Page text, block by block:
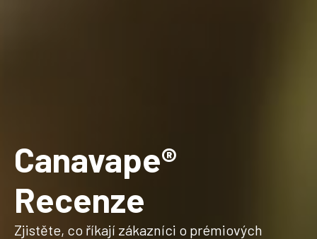
Canavape®
Recenze
Zjistěte, co říkají zákazníci o prémiových